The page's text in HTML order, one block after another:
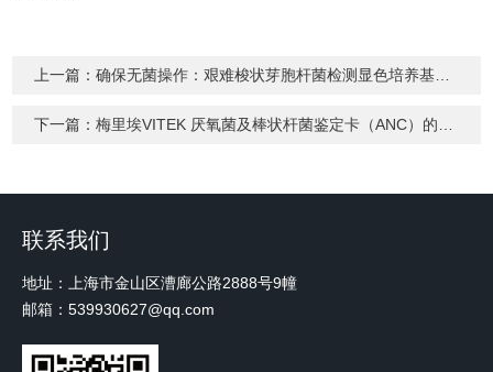
上一篇：确保无菌操作：艰难梭状芽胞杆菌检测显色培养基使用指南
下一篇：梅里埃VITEK 厌氧菌及棒状杆菌鉴定卡（ANC）的存储要求
联系我们
地址：上海市金山区漕廊公路2888号9幢
邮箱：539930627@qq.com